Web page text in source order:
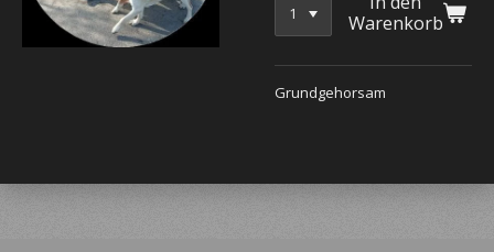
Warenkorb
Grundgehorsam